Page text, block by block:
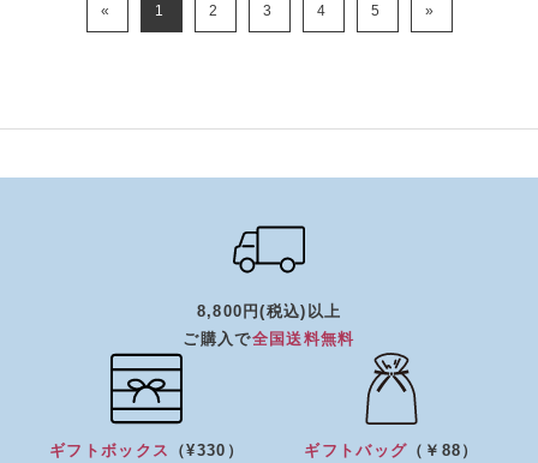
« 1 2 3 4 5 »
8,800円(税込)以上
ご購入で全国送料無料
ギフトボックス
（¥330）
ギフトバッグ （￥88）